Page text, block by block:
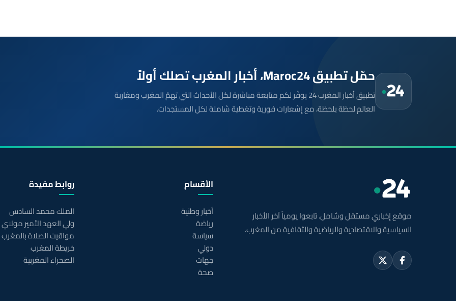
حمّل تطبيق Maroc24، أخبار المغرب تصلك أولاً
تطبيق أخبار المغرب 24 يوفّر لكم متابعة مباشرة لكل الأحداث التي تهمّ المغرب ومغاربة
العالم لحظة بلحظة، مع إشعارات فورية وتغطية شاملة لكل المستجدات.
موقع إخباري مستقل وشامل. تابعوا يومياً آخر الأخبار
السياسية والاقتصادية والرياضية والثقافية من المغرب.
الأقسام
أخبار وطنية
رياضة
سياسة
دولي
جهات
صحة
روابط مفيدة
الملك محمد السادس
ولي العهد الأمير
مواقيت الصلاة بالمغرب
خريطة المغرب
الصحراء المغربية